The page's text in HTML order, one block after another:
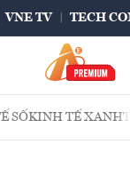
VNE TV TECH
SỐKINH TẾ XANH